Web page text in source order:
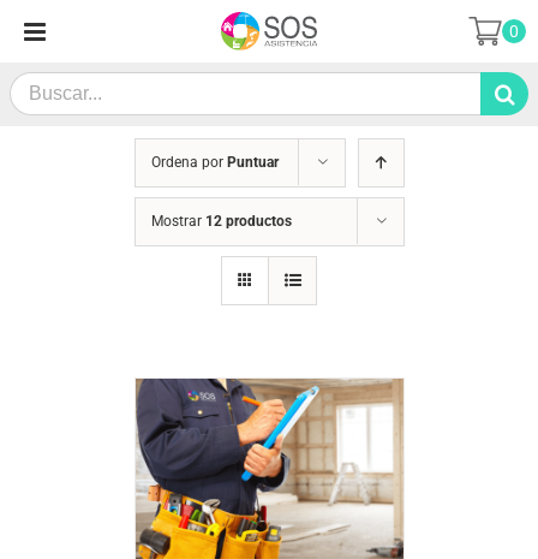
contenido
Search
for:
0
Ordena por Puntuar
Mostrar 12 productos